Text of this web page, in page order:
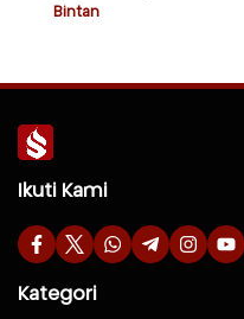
Bintan
Ikuti Kami
Kategori